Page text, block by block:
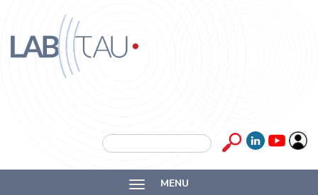
Skip to main content
Labtau
InsermSearch form
Search
MENU